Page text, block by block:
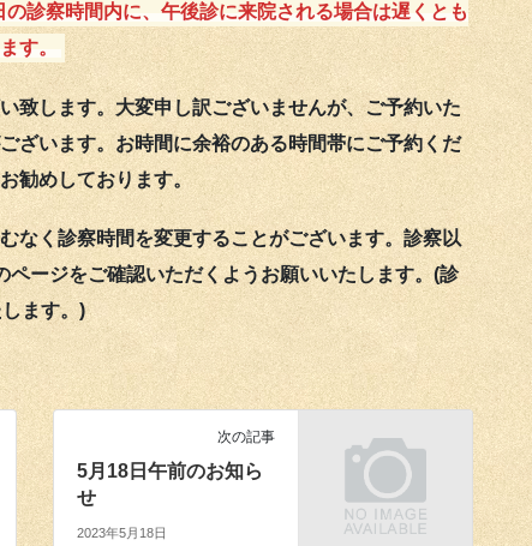
診察時間内に、午後診に来院される場合は遅くとも
す。
致します。大変申し訳ございませんが、ご予約いた
ざいます。お時間に余裕のある時間帯にご予約くだ
勧めしております。
なく診察時間を変更することがございます。診察以
ージをご確認いただくようお願いいたします。(診
ます。)
次の記事
5月18日午前のお知ら
せ
2023年5月18日